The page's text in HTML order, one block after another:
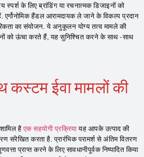
के लिए ब्रांडिंग या रचनात्मक डिजाइनों को
हैंडल आरामदायक ले जाने के विकल्प प्रदान
का संयोजन. ये अनुकूलन योग्य तत्व मामले की
को ऊंचा करते हैं, यह सुनिश्चित करने के साथ -साथ
कस्टम ईवा मामलों की
है एक सहयोगी प्रक्रियायह आपके उत्पाद की
संरेखित करता है. प्रारंभिक परामर्श से अंतिम वितरण
प्राप्त करने के लिए सावधानीपूर्वक निष्पादित किया